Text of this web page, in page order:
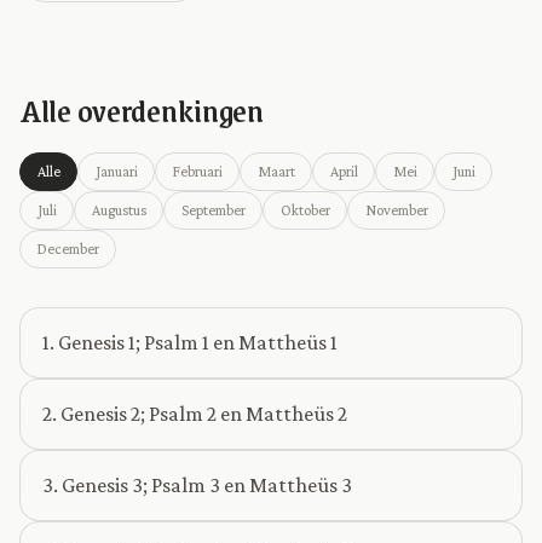
Alle overdenkingen
Alle Januari Februari Maart April Mei Juni
Juli Augustus September Oktober November
December
1. Genesis 1; Psalm 1 en Mattheüs 1
2. Genesis 2; Psalm 2 en Mattheüs 2
3. Genesis 3; Psalm 3 en Mattheüs 3